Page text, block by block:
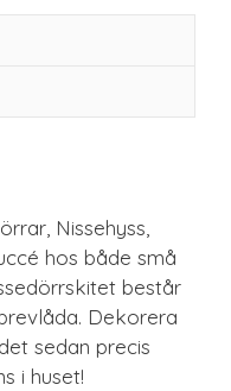
Nissehyss,
hos både små
består
Dekorera
sedan precis
i huset!